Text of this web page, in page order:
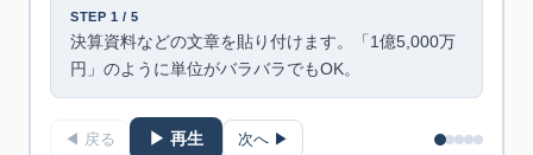
STEP 1 / 5
決算資料などの文章を貼り付けます。「1億5,000万
円」のように単位がバラバラでもOK。
◀ 戻る ▶ 再生 次へ ▶